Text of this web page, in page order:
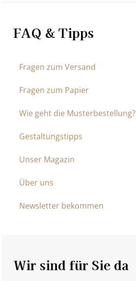
FAQ & Tipps
Fragen zum Versand
Fragen zum Papier
Wie geht die Musterbestellung?
Gestaltungstipps
Unser Magazin
Über uns
Newsletter bekommen
Wir sind für Sie da